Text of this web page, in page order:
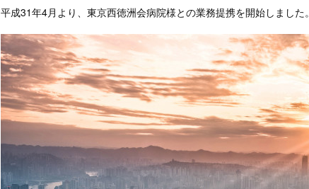
平成31年4月より、東京西徳洲会病院様との業務提携を開始しました。